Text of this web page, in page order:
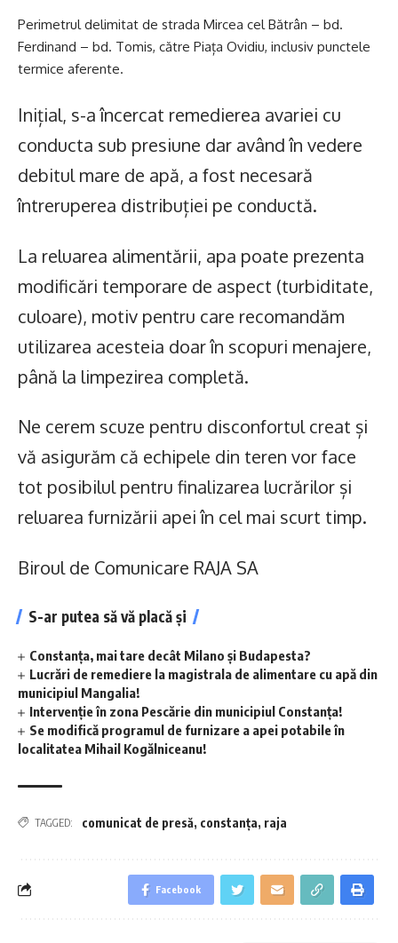
Perimetrul delimitat de strada Mircea cel Bătrân – bd.
Ferdinand – bd. Tomis, către Piața Ovidiu, inclusiv punctele
termice aferente.
Inițial, s-a încercat remedierea avariei cu
conducta sub presiune dar având în vedere
debitul mare de apă, a fost necesară
întreruperea distribuției pe conductă.
La reluarea alimentării, apa poate prezenta
modificări temporare de aspect (turbiditate,
culoare), motiv pentru care recomandăm
utilizarea acesteia doar în scopuri menajere,
până la limpezirea completă.
Ne cerem scuze pentru disconfortul creat și
vă asigurăm că echipele din teren vor face
tot posibilul pentru finalizarea lucrărilor și
reluarea furnizării apei în cel mai scurt timp.
Biroul de Comunicare RAJA SA
S-ar putea să vă placă și
Constanța, mai tare decât Milano și Budapesta?
Lucrări de remediere la magistrala de alimentare cu apă din
municipiul Mangalia!
Intervenție în zona Pescărie din municipiul Constanța!
Se modifică programul de furnizare a apei potabile în
localitatea Mihail Kogălniceanu!
TAGGED: comunicat de presă, constanța, raja
Facebook